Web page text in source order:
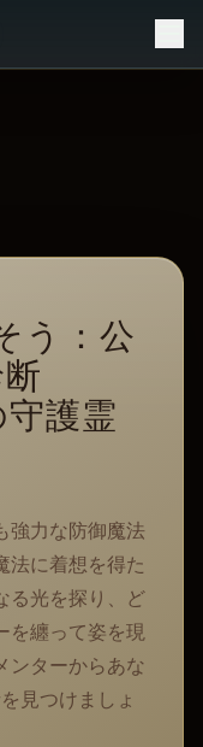
う：公
護霊
強力な防御魔法
法に着想を得た
る光を探り、ど
を纏って姿を現
ンターからあな
見つけましょ